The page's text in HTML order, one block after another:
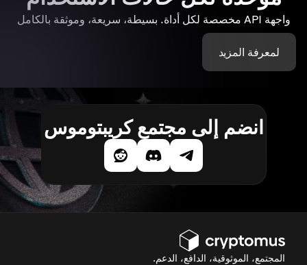
واجهة API مخصصة لكل أداة. بسيطة، سريعة، وموثقة بالكامل
لمعرفة المزيد
انضم إلى مجتمع كريبتوموس
المجتمع، الموثوقية، الدافع، الدعم.